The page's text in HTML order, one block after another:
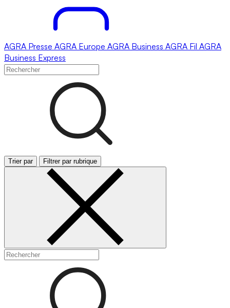
AGRA Presse AGRA Europe AGRA Business AGRA Fil AGRA
Business Express
Trier par Filtrer par rubrique